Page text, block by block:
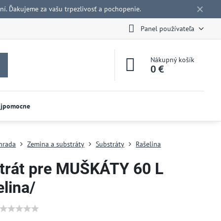
✕
Ďakujeme za vašu trpezlivosť a pochopenie.
Panel používateľa
Nákupný košík
0 €
Zemina a substráty Substráty Rašelina
pre MUŠKÁTY 60 L